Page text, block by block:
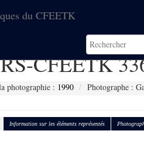
du CFEETK
CFEETK
photographie : 1990 Photographe :
Information sur les éléments représentés